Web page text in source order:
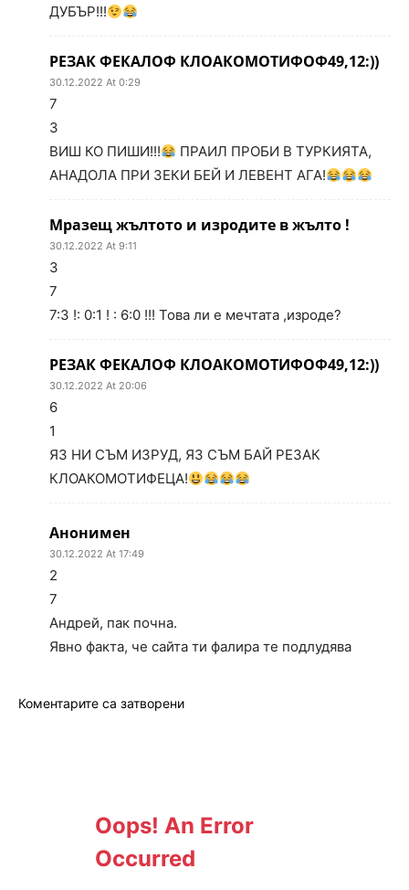
ДУБЪР!!!
РЕЗАК ФЕКАЛОФ КЛОАКОМОТИФОФ49,12:))
30.12.2022 At 0:29
7
3
ВИШ КО ПИШИ!!!
ПРАИЛ ПРОБИ В ТУРКИЯТА,
АНАДОЛА ПРИ ЗЕКИ БЕЙ И ЛЕВЕНТ АГА!
Мразещ жълтото и изродите в жълто !
30.12.2022 At 9:11
3
7
7:3 !: 0:1 ! : 6:0 !!! Това ли е мечтата ,изроде?
РЕЗАК ФЕКАЛОФ КЛОАКОМОТИФОФ49,12:))
30.12.2022 At 20:06
6
1
ЯЗ НИ СЪМ ИЗРУД, ЯЗ СЪМ БАЙ РЕЗАК
КЛОАКОМОТИФЕЦА!
Анонимен
30.12.2022 At 17:49
2
7
Андрей, пак почна.
Явно факта, че сайта ти фалира те подлудява
Коментарите са затворени